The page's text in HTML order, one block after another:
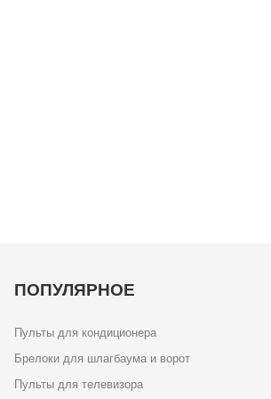
ПОПУЛЯРНОЕ
Пульты для кондиционера
Брелоки для шлагбаума и ворот
Пульты для телевизора